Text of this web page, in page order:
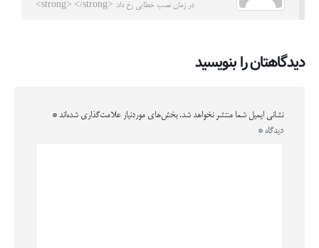
در زمان نصب خطایی رخ داد: <strong> </strong>
دیدگاهتان را بنویسید
نشانی ایمیل شما منتشر نخواهد شد. بخش‌های موردنیاز علامت‌گذاری شده‌اند *
دیدگاه *